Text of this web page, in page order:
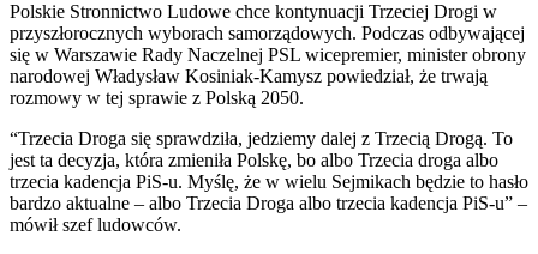
Polskie Stronnictwo Ludowe chce kontynuacji Trzeciej Drogi w
przyszłorocznych wyborach samorządowych. Podczas odbywającej
się w Warszawie Rady Naczelnej PSL wicepremier, minister obrony
narodowej Władysław Kosiniak-Kamysz powiedział, że trwają
rozmowy w tej sprawie z Polską 2050.
“Trzecia Droga się sprawdziła, jedziemy dalej z Trzecią Drogą. To
jest ta decyzja, która zmieniła Polskę, bo albo Trzecia droga albo
trzecia kadencja PiS-u. Myślę, że w wielu Sejmikach będzie to hasło
bardzo aktualne – albo Trzecia Droga albo trzecia kadencja PiS-u” –
mówił szef ludowców.